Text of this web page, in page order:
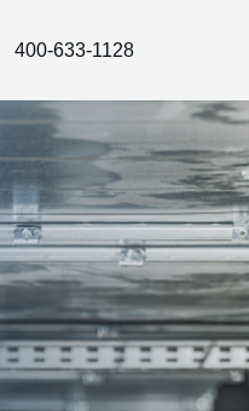
400-633-1128